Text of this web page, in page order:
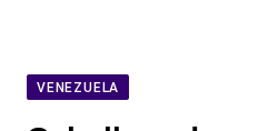
VENEZUELA